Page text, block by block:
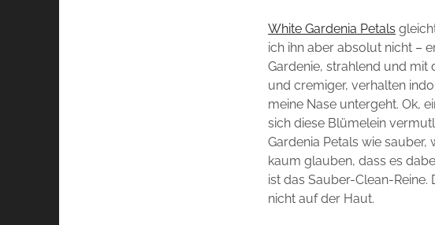
White Gardenia Petals
ich ihn aber absolut nicht –
Gardenie, strahlend und mit
und cremiger, verhalten
meine Nase untergeht. Ok,
sich diese Blümelein
Gardenia Petals wie
kaum glauben, dass es
ist das Sauber-Clean-
nicht auf der Haut.